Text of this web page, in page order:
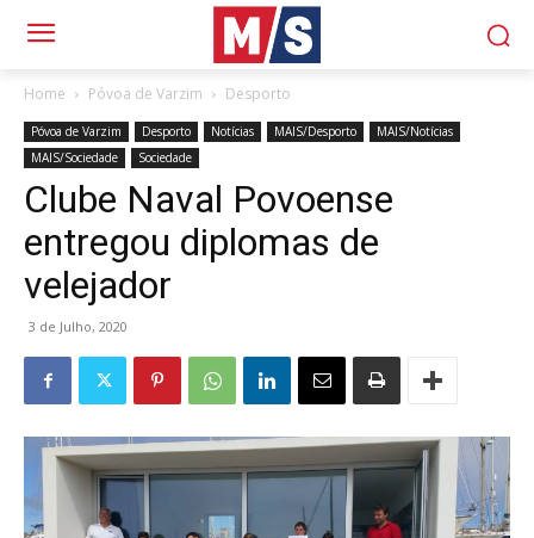
Home Póvoa de Varzim Desporto
Póvoa de Varzim Desporto Notícias MAIS/Desporto
MAIS/Notícias
MAIS/Sociedade
Sociedade
Clube Naval Povoense
entregou diplomas de
velejador
3 de Julho, 2020